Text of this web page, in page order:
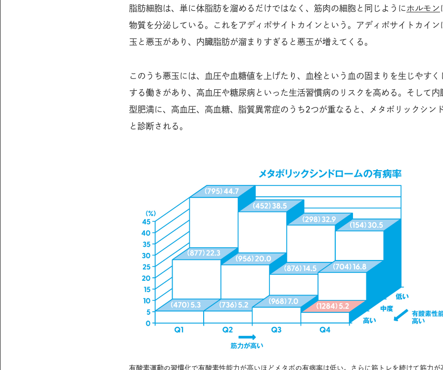
脂肪細胞は、単に体脂肪を溜めるだけではなく、筋肉の細胞と同じように ホルモン
物質を分泌している。これをアディポサイトカインという。アディポサイトカイン
玉と悪玉があり、内臓脂肪が溜まりすぎると悪玉が増えてくる。
このうち悪玉には、血圧や血糖値を上げたり、血栓という血の固まりを生じやすく
する働きがあり、高血圧や糖尿病といった生活習慣病のリスクを高める。そして内
型肥満に、高血圧、高血糖、脂質異常症のうち2つが重なると、メタボリックシン
と診断される。
有酸素運動の習慣化で有酸素性能力が高いほどメタボの有病率は低い。さらに筋トレを続けて筋力が